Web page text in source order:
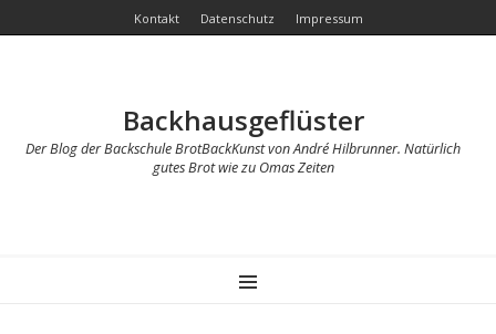
Kontakt Datenschutz Impressum
Backhausgeflüster
Der Blog der Backschule BrotBackKunst von André Hilbrunner. Natürlich
gutes Brot wie zu Omas Zeiten
MENU